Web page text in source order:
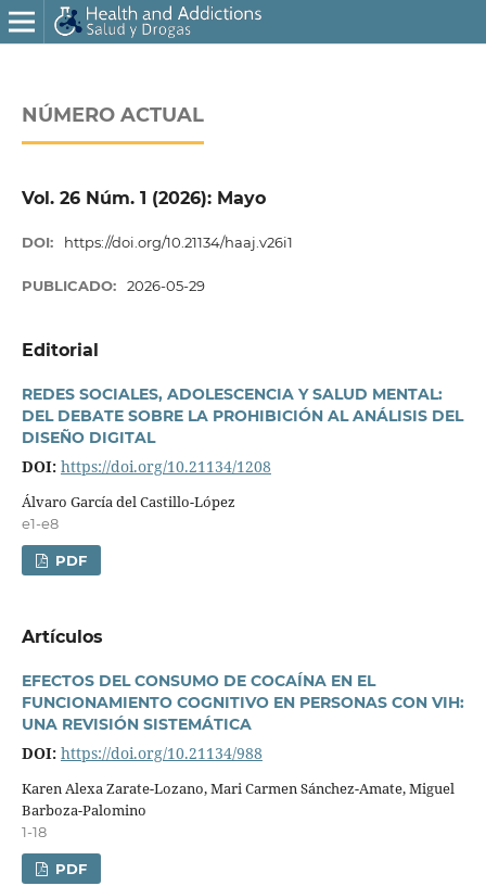
NÚMERO ACTUAL
Vol. 26 Núm. 1 (2026): Mayo
DOI: https://doi.org/10.21134/haaj.v26i1
PUBLICADO: 2026-05-29
Editorial
REDES SOCIALES, ADOLESCENCIA Y SALUD MENTAL:
DEL DEBATE SOBRE LA PROHIBICIÓN AL ANÁLISIS DEL
DISEÑO DIGITAL
DOI: https://doi.org/10.21134/1208
Álvaro Garcí­a del Castillo-López
e1-e8
PDF
Artí­culos
EFECTOS DEL CONSUMO DE COCAÍNA EN EL
FUNCIONAMIENTO COGNITIVO EN PERSONAS CON VIH:
UNA REVISIÓN SISTEMÁTICA
DOI: https://doi.org/10.21134/988
Karen Alexa Zarate-Lozano, Mari Carmen Sánchez-Amate, Miguel
Barboza-Palomino
1-18
PDF